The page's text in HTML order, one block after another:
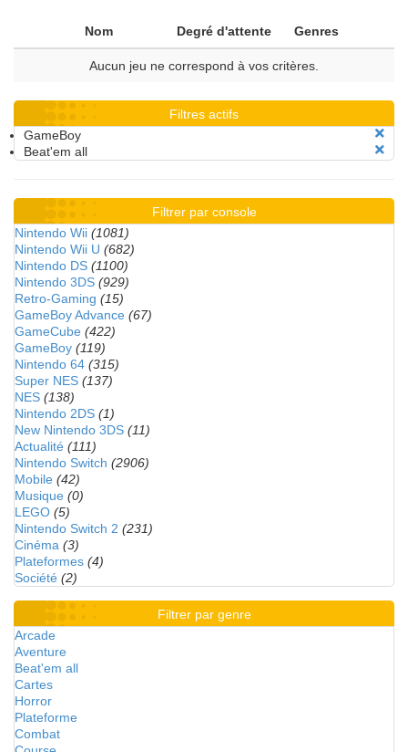
Nom Degré d'attente Genres
Aucun jeu ne correspond à vos critères.
Filtres actifs
GameBoy
Beat'em all
Filtrer par console
Nintendo Wii (1081)
Nintendo Wii U (682)
Nintendo DS (1100)
Nintendo 3DS (929)
Retro-Gaming (15)
GameBoy Advance (67)
GameCube (422)
GameBoy (119)
Nintendo 64 (315)
Super NES (137)
NES (138)
Nintendo 2DS (1)
New Nintendo 3DS (11)
Actualité (111)
Nintendo Switch (2906)
Mobile (42)
Musique (0)
LEGO (5)
Nintendo Switch 2 (231)
Cinéma (3)
Plateformes (4)
Société (2)
Filtrer par genre
Arcade
Aventure
Beat'em all
Cartes
Horror
Plateforme
Combat